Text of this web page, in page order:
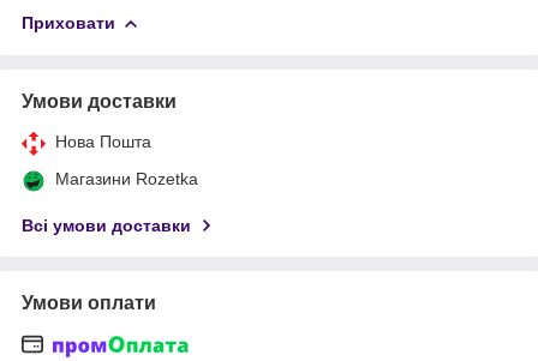
Приховати
Умови доставки
Нова Пошта
Магазини Rozetka
Всі умови доставки
Умови оплати